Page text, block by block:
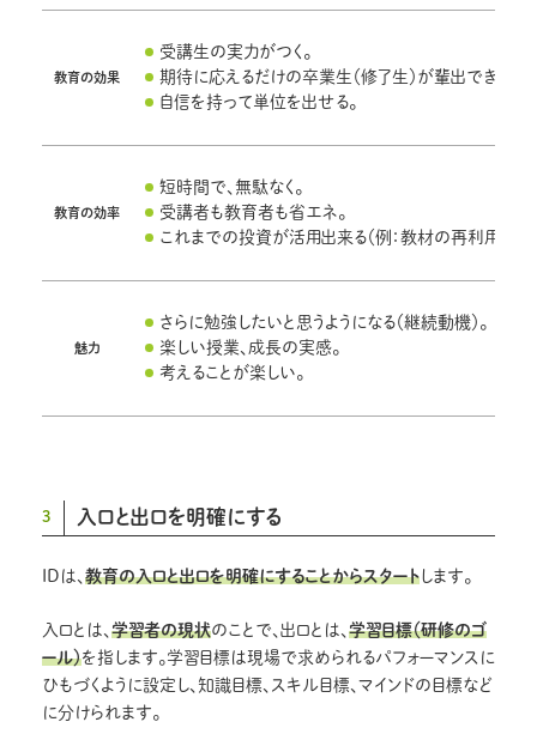
教育の効果
受講生の実力がつく。
期待に応えるだけの卒業生（修了生）が輩出できる。
自信を持って単位を出せる。
教育の効率
短時間で、無駄なく。
受講者も教育者も省エネ。
これまでの投資が活用出来る（例：教材の再利用）。
魅力
さらに勉強したいと思うようになる（継続動機）。
楽しい授業、成長の実感。
考えることが楽しい。
3 入口と出口を明確にする
IDは、 教育の入口と出口を明確にすることからスタートします。
入口とは、 学習者の現状のことで、出口とは、 学習目標（研修のゴ
ール）を指します。学習目標は現場で求められるパフォーマンスに
ひもづくように設定し、知識目標、スキル目標、マインドの目標など
に分けられます。